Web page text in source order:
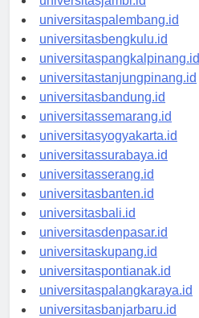
universitaspalembang.id
universitasbengkulu.id
universitaspangkalpinang.id
universitastanjungpinang.id
universitasbandung.id
universitassemarang.id
universitasyogyakarta.id
universitassurabaya.id
universitasserang.id
universitasbanten.id
universitasbali.id
universitasdenpasar.id
universitaskupang.id
universitaspontianak.id
universitaspalangkaraya.id
universitasbanjarbaru.id